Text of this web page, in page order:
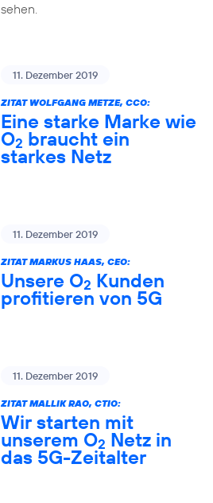
sehen.
11. Dezember 2019
ZITAT WOLFGANG METZE, CCO:
Eine starke Marke wie
O2 braucht ein
starkes Netz
11. Dezember 2019
ZITAT MARKUS HAAS, CEO:
Unsere O2 Kunden
profitieren von 5G
11. Dezember 2019
ZITAT MALLIK RAO, CTIO:
Wir starten mit
unserem O2 Netz in
das 5G-Zeitalter